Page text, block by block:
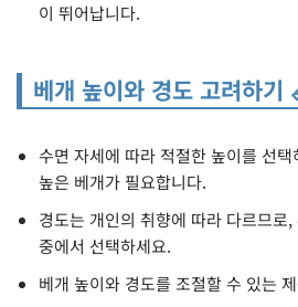
이 뛰어납니다.
베개 높이와 경도 고려하기
수면 자세에 따라 적절한 높이를 선
높은 베개가 필요합니다.
경도는 개인의 취향에 따라 다르므로
중에서 선택하세요.
베개 높이와 경도를 조절할 수 있는